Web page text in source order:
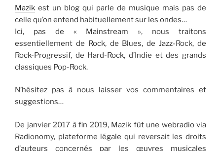
Mazik est un blog qui parle de musique mais pas de
celle qu’on entend habituellement sur les ondes…
Ici, pas de « Mainstream », nous traitons
essentiellement de Rock, de Blues, de Jazz-Rock, de
Rock-Progressif, de Hard-Rock, d’Indie et des grands
classiques Pop-Rock.
N’hésitez pas à nous laisser vos commentaires et
suggestions…
De janvier 2017 à fin 2019, Mazik fût une webradio via
Radionomy, plateforme légale qui reversait les droits
d’auteurs concernés par les œuvres musicales